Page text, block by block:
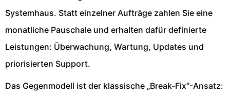
Systemhaus. Statt einzelner Aufträge zahlen Sie eine
monatliche Pauschale und erhalten dafür definierte
Leistungen: Überwachung, Wartung, Updates und
priorisierten Support.
Das Gegenmodell ist der klassische „Break-Fix“-Ansatz: